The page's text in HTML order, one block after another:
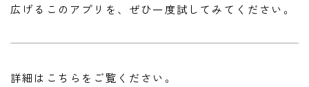
広げるこのアプリを、ぜひ一度試してみてください。
詳細はこちらをご覧ください。